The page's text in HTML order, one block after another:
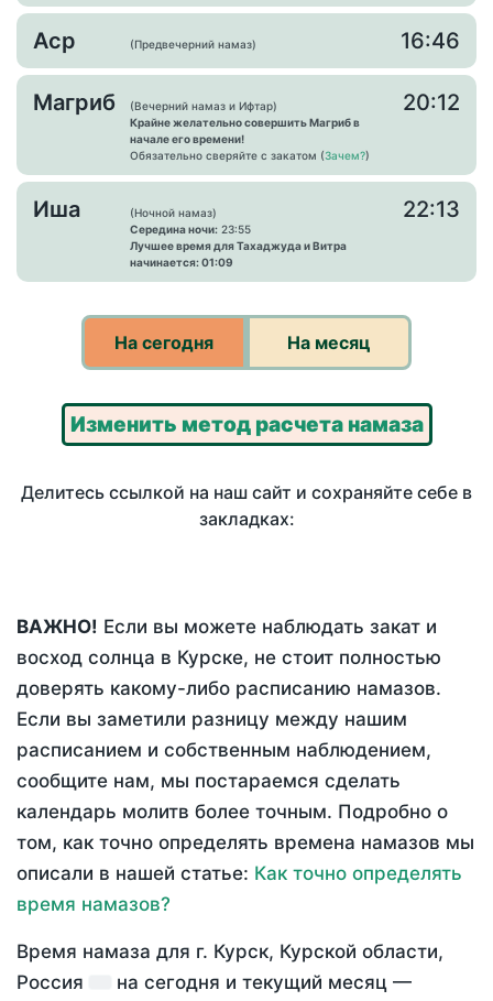
Аср (Предвечерний намаз) 16:46
Магриб
(Вечерний намаз и Ифтар)
Крайне желательно совершить Магриб в
начале его времени!
Обязательно сверяйте с закатом (Зачем?)
20:12
Иша
(Ночной намаз)
Середина ночи: 23:55
Лучшее время для Тахаджуда и Витра
начинается: 01:09
22:13
На сегодня На месяц
Изменить метод расчета намаза
Делитесь ссылкой на наш сайт и сохраняйте себе в
закладках:
ВАЖНО! Если вы можете наблюдать закат и
восход солнца в Курске, не стоит полностью
доверять какому-либо расписанию намазов.
Если вы заметили разницу между нашим
расписанием и собственным наблюдением,
сообщите нам, мы постараемся сделать
календарь молитв более точным. Подробно о
том, как точно определять времена намазов мы
описали в нашей статье: Как точно определять
время намазов?
Время намаза для г. Курск, Курской области,
Россия
на сегодня и текущий месяц —